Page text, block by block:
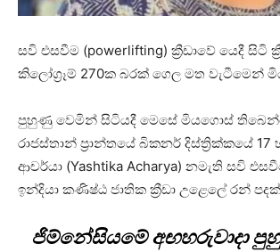
සවි එසවීම (powerlifting) ක්‍රීඩාවේ යෙදී සිටි
කිලෝග්‍රෑම් 270ක බරක් ගෙල මත වැටීමෙන්
පුහුණු වෙමින් සිටියදී මෙසේ මියගොස්
රාජස්තාන් ප්‍රාන්තයේ බිකනර් දිස්ත්‍රික්කයේ 17
ආචර්යා (Yashtika Acharya) නමැති සවි
ඉන්දියා කණිෂ්ඨ ජාතික ක්‍රීඩා උළෙලේ රන්
ජිම්නේසියමේ අඟහරුවාදා